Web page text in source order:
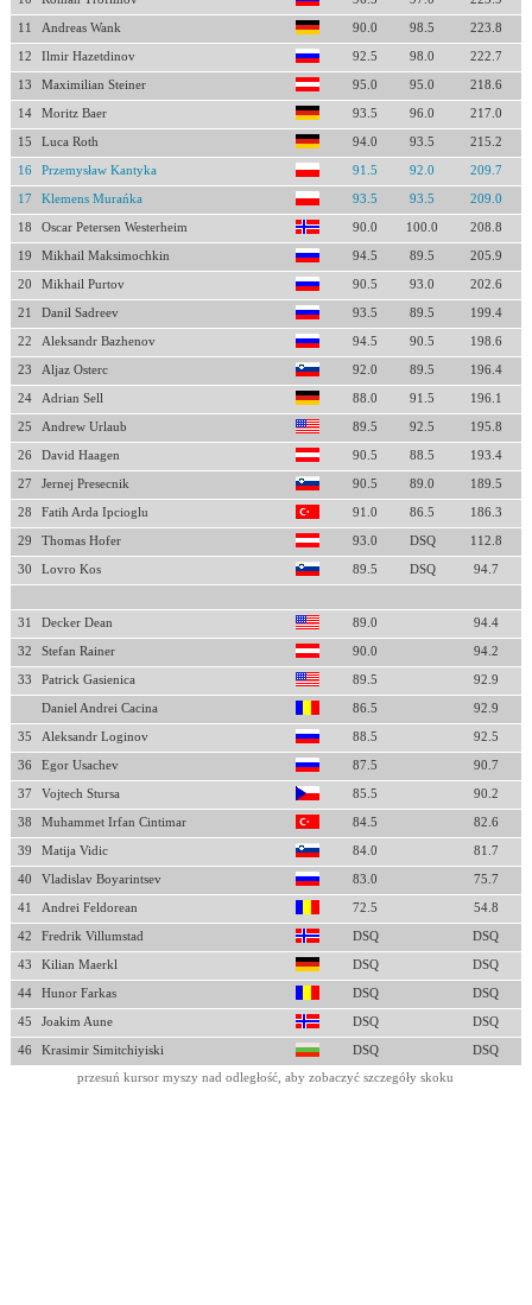
11 Andreas Wank 90.0 98.5 223.8
12 Ilmir Hazetdinov 92.5 98.0 222.7
13 Maximilian Steiner 95.0 95.0 218.6
14 Moritz Baer 93.5 96.0 217.0
15 Luca Roth 94.0 93.5 215.2
16 Przemysław Kantyka 91.5 92.0 209.7
17 Klemens Murańka 93.5 93.5 209.0
18 Oscar Petersen Westerheim 90.0 100.0 208.8
19 Mikhail Maksimochkin 94.5 89.5 205.9
20 Mikhail Purtov 90.5 93.0 202.6
21 Danil Sadreev 93.5 89.5 199.4
22 Aleksandr Bazhenov 94.5 90.5 198.6
23 Aljaz Osterc 92.0 89.5 196.4
24 Adrian Sell 88.0 91.5 196.1
25 Andrew Urlaub 89.5 92.5 195.8
26 David Haagen 90.5 88.5 193.4
27 Jernej Presecnik 90.5 89.0 189.5
28 Fatih Arda Ipcioglu 91.0 86.5 186.3
29 Thomas Hofer 93.0 DSQ 112.8
30 Lovro Kos 89.5 DSQ 94.7
31 Decker Dean 89.0 94.4
32 Stefan Rainer 90.0 94.2
33 Patrick Gasienica 89.5 92.9
Daniel Andrei Cacina 86.5 92.9
35 Aleksandr Loginov 88.5 92.5
36 Egor Usachev 87.5 90.7
37 Vojtech Stursa 85.5 90.2
38 Muhammet Irfan Cintimar 84.5 82.6
39 Matija Vidic 84.0 81.7
40 Vladislav Boyarintsev 83.0 75.7
41 Andrei Feldorean 72.5 54.8
42 Fredrik Villumstad DSQ DSQ
43 Kilian Maerkl DSQ DSQ
44 Hunor Farkas DSQ DSQ
45 Joakim Aune DSQ DSQ
46 Krasimir Simitchiyiski DSQ DSQ
przesuń kursor myszy nad odległość, aby zobaczyć szczegóły skoku